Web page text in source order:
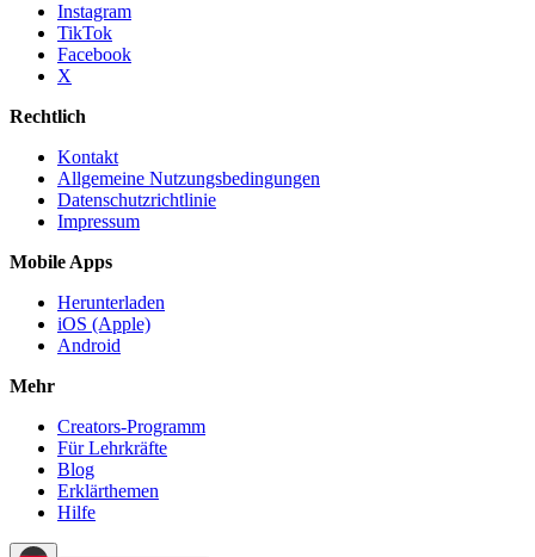
Instagram
TikTok
Facebook
X
Rechtlich
Kontakt
Allgemeine Nutzungsbedingungen
Datenschutzrichtlinie
Impressum
Mobile Apps
Herunterladen
iOS (Apple)
Android
Mehr
Creators-Programm
Für Lehrkräfte
Blog
Erklärthemen
Hilfe